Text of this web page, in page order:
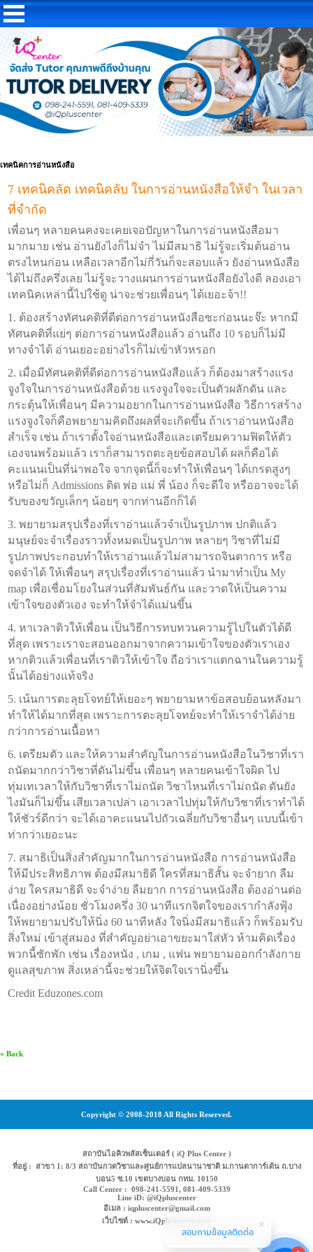
เทคนิคการอ่านหนังสือ
7 เทคนิคลัด เทคนิคลับ ในการอ่านหนังสือให้จำ ในเวลา
ที่จำกัด
เพื่อนๆ หลายคนคงจะเคยเจอปัญหาในการอ่านหนังสือมา
มากมาย เช่น อ่านยังไงก็ไม่จำ ไม่มีสมาธิ ไม่รู้จะเริ่มต้นอ่าน
ตรงไหนก่อน เหลือเวลาอีกไม่กี่วันก็จะสอบแล้ว ยังอ่านหนังสือ
ได้ไม่ถึงครึ่งเลย ไม่รู้จะวางแผนการอ่านหนังสือยังไงดี ลองเอา
เทคนิคเหล่านี้ไปใช้ดู น่าจะช่วยเพื่อนๆ ได้เยอะจ้า!!
1. ต้องสร้างทัศนคติที่ดีต่อการอ่านหนังสือซะก่อนนะจ๊ะ หากมี
ทัศนคติที่แย่ๆ ต่อการอ่านหนังสือแล้ว อ่านถึง 10 รอบก็ไม่มี
ทางจำได้ อ่านเยอะอย่างไรก็ไม่เข้าหัวหรอก
2. เมื่อมีทัศนคติที่ดีต่อการอ่านหนังสือแล้ว ก็ต้องมาสร้างแรง
จูงใจในการอ่านหนังสือด้วย แรงจูงใจจะเป็นตัวผลักดัน และ
กระตุ้นให้เพื่อนๆ มีความอยากในการอ่านหนังสือ วิธีการสร้าง
แรงจูงใจก็คือพยายามคิดถึงผลที่จะเกิดขึ้น ถ้าเราอ่านหนังสือ
สำเร็จ เช่น ถ้าเราตั้งใจอ่านหนังสือและเตรียมความฟิตให้ตัว
เองจนพร้อมแล้ว เราก็สามารถตะลุยข้อสอบได้ ผลก็คือได้
คะแนนเป็นที่น่าพอใจ จากจุดนี้ก็จะทำให้เพื่อนๆ ได้เกรดสูงๆ
หรือไม่ก็ Admissions ติด พ่อ แม่ พี่ น้อง ก็จะดีใจ หรืออาจจะได้
รับของขวัญเล็กๆ น้อยๆ จากท่านอีกก็ได้
3. พยายามสรุปเรื่องที่เราอ่านแล้วจำเป็นรูปภาพ ปกติแล้ว
มนุษย์จะจำเรื่องราวทั้งหมดเป็นรูปภาพ หลายๆ วิชาที่ไม่มี
รูปภาพประกอบทำให้เราอ่านแล้วไม่สามารถจินตาการ หรือ
จดจำได้ ให้เพื่อนๆ สรุปเรื่องที่เราอ่านแล้ว นำมาทำเป็น My
map เพื่อเชื่อมโยงในส่วนที่สัมพันธ์กัน และวาดให้เป็นความ
เข้าใจของตัวเอง จะทำให้จำได้แม่นขึ้น
4. หาเวลาติวให้เพื่อน เป็นวิธีการทบทวนความรู้ไปในตัวได้ดี
ที่สุด เพราะเราจะสอนออกมาจากความเข้าใจของตัวเราเอง
หากติวแล้วเพื่อนที่เราติวให้เข้าใจ ถือว่าเราแตกฉานในความรู้
นั้นได้อย่างแท้จริง
5. เน้นการตะลุยโจทย์ให้เยอะๆ พยายามหาข้อสอบย้อนหลังมา
ทำให้ได้มากที่สุด เพราะการตะลุยโจทย์จะทำให้เราจำได้ง่าย
กว่าการอ่านเนื้อหา
6. เตรียมตัว และให้ความสำคัญในการอ่านหนังสือในวิชาที่เรา
ถนัดมากกว่าวิชาที่ดันไม่ขึ้น เพื่อนๆ หลายคนเข้าใจผิด ไป
ทุ่มเทเวลาให้กับวิชาที่เราไม่ถนัด วิชาไหนที่เราไม่ถนัด ดันยัง
ไงมันก็ไม่ขึ้น เสียเวลาเปล่า เอาเวลาไปทุ่มให้กับวิชาที่เราทำได้
ให้ชัวร์ดีกว่า จะได้เอาคะแนนไปถัวเฉลี่ยกับวิชาอื่นๆ แบบนี้เข้า
ท่ากว่าเยอะนะ
7. สมาธิเป็นสิ่งสำคัญมากในการอ่านหนังสือ การอ่านหนังสือ
ให้มีประสิทธิภาพ ต้องมีสมาธิดี ใครที่สมาธิสั้น จะจำยาก ลืม
ง่าย ใครสมาธิดี จะจำง่าย ลืมยาก การอ่านหนังสือ ต้องอ่านต่อ
เนื่องอย่างน้อย ชั่วโมงครึ่ง 30 นาทีแรกจิตใจของเรากำลังฟุ้ง
ให้พยายามปรับให้นิ่ง 60 นาทีหลัง ใจนิ่งมีสมาธิแล้ว ก็พร้อมรับ
สิ่งใหม่ เข้าสู่สมอง ที่สำคัญอย่าเอาขยะมาใส่หัว ห้ามคิดเรื่อง
พวกนี้ซักพัก เช่น เรื่องหนัง , เกม , แฟน พยายามออกกำลังกาย
ดูแลสุขภาพ สิ่งเหล่านี้จะช่วยให้จิตใจเรานิ่งขึ้น
Credit Eduzones.com
« Back
Copyright © 2008-2018 All Rights Reserved.
สถาบันไอคิวพลัสเซ็นเตอร์ ( iQ Plus Center )
ที่อยู่ : สาขา 1: 8/3 สถาบันกวดวิชาและศูนย์การแปลนานาชาติ ม.กานดาการ์เด้น ถ.บาง
บอน5 ซ.10 เขตบางบอน กทม. 10150
Call Center : 098-241-5591, 081-409-5339
Line iD: @iQpluscenter
อีเมล : iqpluscenter@gmail.com
เว็บไซต์ : www.iQpluscenter.com
สอบถามข้อมูลติดต่อ